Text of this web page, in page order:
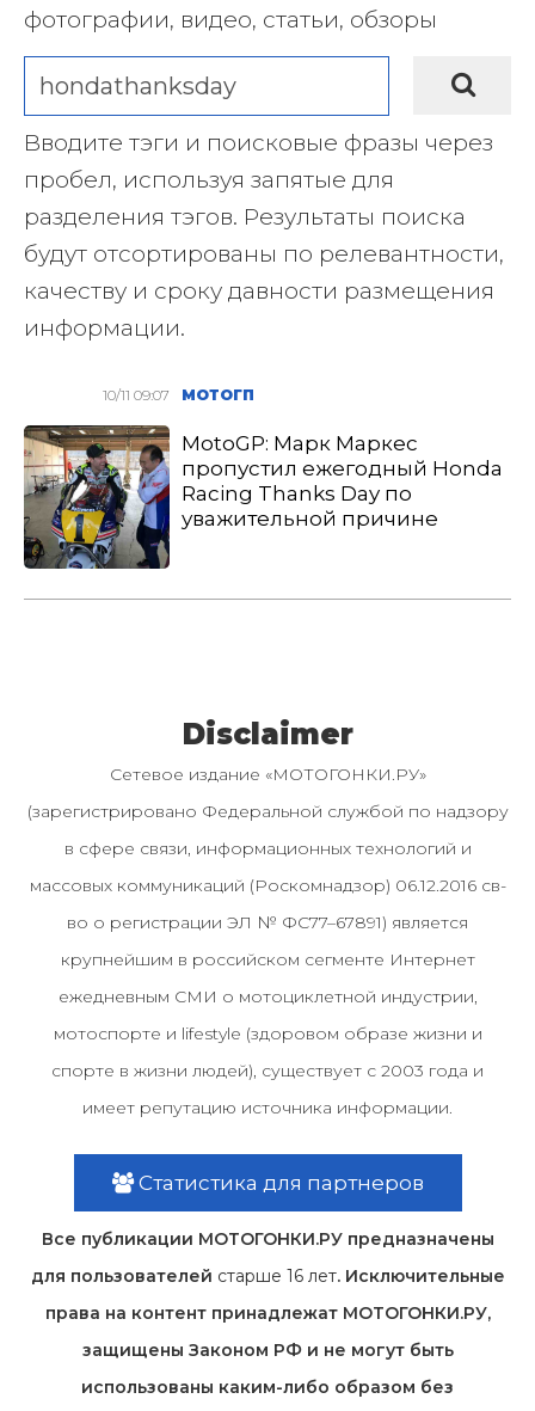
фотографии, видео, статьи, обзоры
Вводите тэги и поисковые фразы через
пробел, используя запятые для
разделения тэгов. Результаты поиска
будут отсортированы по релевантности,
качеству и сроку давности размещения
информации.
10/11 09:07 МОТОГП
MotoGP: Марк Маркес
пропустил ежегодный Honda
Racing Thanks Day по
уважительной причине
Disclaimer
Сетевое издание «МОТОГОНКИ.РУ»
(зарегистрировано Федеральной службой по надзору
в сфере связи, информационных технологий и
массовых коммуникаций (Роскомнадзор) 06.12.2016 св-
во о регистрации ЭЛ № ФС77–67891) является
крупнейшим в российском сегменте Интернет
ежедневным СМИ о мотоциклетной индустрии,
мотоспорте и lifestyle (здоровом образе жизни и
спорте в жизни людей), существует с 2003 года и
имеет репутацию источника информации.
Статистика для партнеров
Все публикации МОТОГОНКИ.РУ предназначены
для пользователей старше 16 лет. Исключительные
права на контент принадлежат МОТОГОНКИ.РУ,
защищены Законом РФ и не могут быть
использованы каким-либо образом без